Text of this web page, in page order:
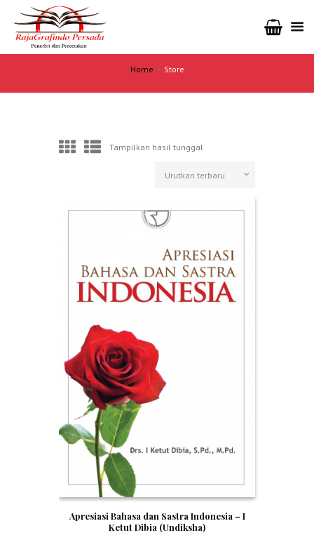
Home Store
Tampilkan hasil tunggal
Apresiasi Bahasa dan Sastra Indonesia – I
Ketut Dibia (Undiksha)